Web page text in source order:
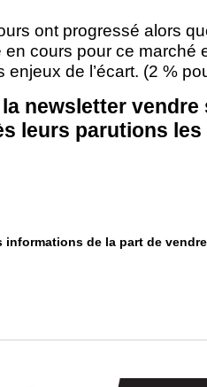
ont progressé alors
cours pour ce marché
enjeux de l’écart. (2 %
newsletter vendre
leurs parutions les
informations de la part de